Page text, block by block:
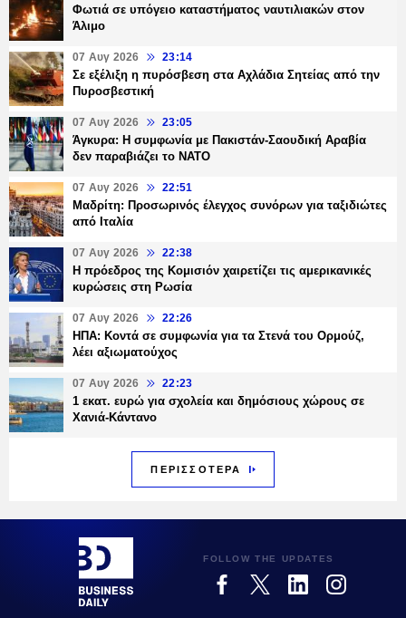
Φωτιά σε υπόγειο καταστήματος ναυτιλιακών στον
Άλιμο
07 Αυγ 2026 23:14
Σε εξέλιξη η πυρόσβεση στα Αχλάδια Σητείας από την
Πυροσβεστική
07 Αυγ 2026 23:05
Άγκυρα: Η συμφωνία με Πακιστάν-Σαουδική Αραβία
δεν παραβιάζει το ΝΑΤΟ
07 Αυγ 2026 22:51
Μαδρίτη: Προσωρινός έλεγχος συνόρων για ταξιδιώτες
από Ιταλία
07 Αυγ 2026 22:38
Η πρόεδρος της Κομισιόν χαιρετίζει τις αμερικανικές
κυρώσεις στη Ρωσία
07 Αυγ 2026 22:26
ΗΠΑ: Κοντά σε συμφωνία για τα Στενά του Ορμούζ,
λέει αξιωματούχος
07 Αυγ 2026 22:23
1 εκατ. ευρώ για σχολεία και δημόσιους χώρους σε
Χανιά-Κάντανο
ΠΕΡΙΣΣΟΤΕΡΑ
FOLLOW THE UPDATES